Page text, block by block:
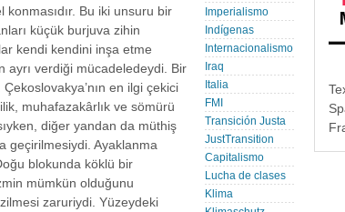
konmasıdır. Bu iki unsuru bir
küçük burjuva zihin
kendi kendini inşa etme
ayrı verdiği mücadeledeydi. Bir
en ilgi çekici
muhafazakârlık ve sömürü
diğer yandan da müthiş
geçirilmesiydi. Ayaklanma
blokunda köklü bir
mümkün olduğunu
zaruriydi. Yüzeydeki
Imperialismo
Indígenas
Internacionalismo
Iraq
Italia
FMI
Transición Justa
JustTransition
Capitalismo
Lucha de clases
Klima